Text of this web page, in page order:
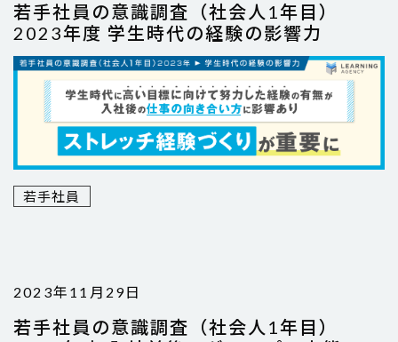
若手社員の意識調査（社会人1年目）
2023年度 学生時代の経験の影響力
若手社員
2023年11月29日
若手社員の意識調査（社会人1年目）